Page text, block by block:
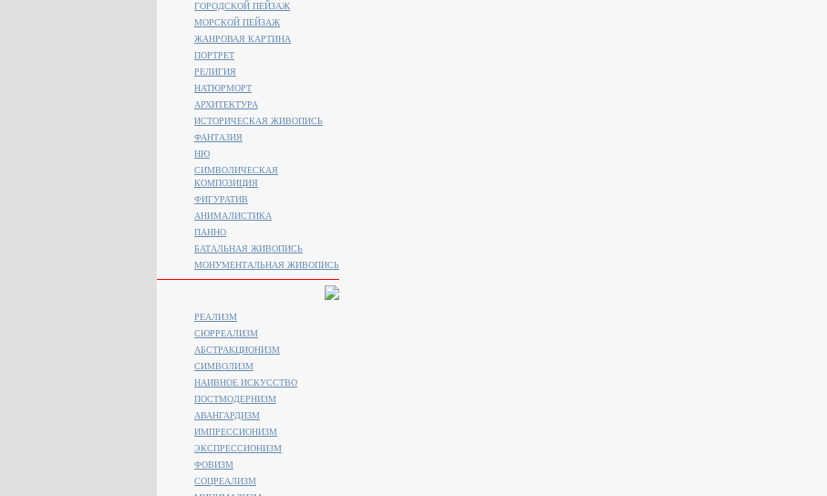
ГОРОДСКОЙ ПЕЙЗАЖ
МОРСКОЙ ПЕЙЗАЖ
ЖАНРОВАЯ КАРТИНА
ПОРТРЕТ
РЕЛИГИЯ
НАТЮРМОРТ
АРХИТЕКТУРА
ИСТОРИЧЕСКАЯ ЖИВОПИСЬ
ФАНТАЗИЯ
НЮ
СИМВОЛИЧЕСКАЯ
КОМПОЗИЦИЯ
ФИГУРАТИВ
АНИМАЛИСТИКA
ПАННО
БАТАЛЬНАЯ ЖИВОПИСЬ
МОНУМЕНТАЛЬНАЯ ЖИВОПИСЬ
РЕАЛИЗМ
СЮРРЕАЛИЗМ
АБСТРАКЦИОНИЗМ
СИМВОЛИЗМ
НАИВНОЕ ИСКУССТВО
ПОСТМОДЕРНИЗМ
АВАНГАРДИЗМ
ИМПРЕССИОНИЗМ
ЭКСПРЕССИОНИЗМ
ФОВИЗМ
СОЦРЕАЛИЗМ